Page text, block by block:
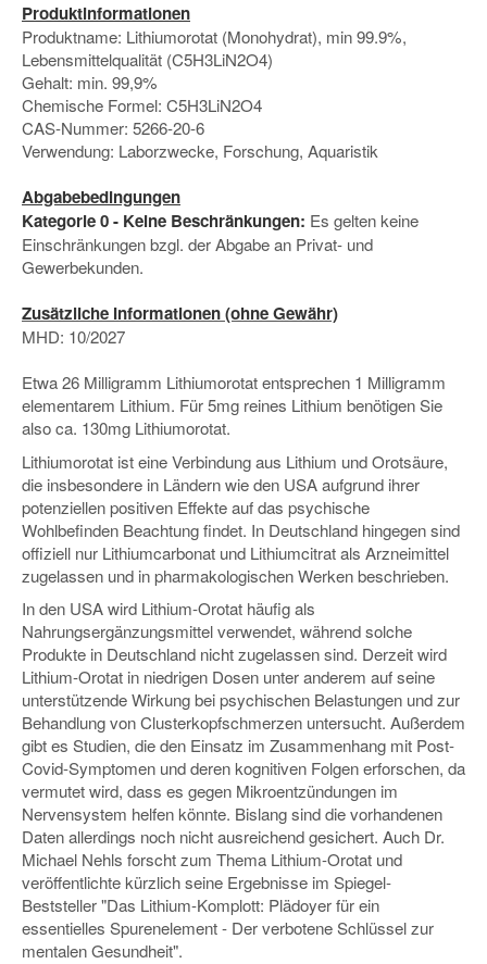
Produktinformationen
Produktname: Lithiumorotat (Monohydrat), min 99.9%,
Lebensmittelqualität (C5H3LiN2O4)
Gehalt: min. 99,9%
Chemische Formel: C5H3LiN2O4
CAS-Nummer: 5266-20-6
Verwendung: Laborzwecke, Forschung, Aquaristik
Abgabebedingungen
Kategorie 0 - Keine Beschränkungen: Es gelten keine
Einschränkungen bzgl. der Abgabe an Privat- und
Gewerbekunden.
Zusätzliche Informationen (ohne Gewähr)
MHD: 10/2027
Etwa 26 Milligramm Lithiumorotat entsprechen 1 Milligramm
elementarem Lithium. Für 5mg reines Lithium benötigen Sie
also ca. 130mg Lithiumorotat.
Lithiumorotat ist eine Verbindung aus Lithium und Orotsäure,
die insbesondere in Ländern wie den USA aufgrund ihrer
potenziellen positiven Effekte auf das psychische
Wohlbefinden Beachtung findet. In Deutschland hingegen sind
offiziell nur Lithiumcarbonat und Lithiumcitrat als Arzneimittel
zugelassen und in pharmakologischen Werken beschrieben.
In den USA wird Lithium-Orotat häufig als
Nahrungsergänzungsmittel verwendet, während solche
Produkte in Deutschland nicht zugelassen sind. Derzeit wird
Lithium-Orotat in niedrigen Dosen unter anderem auf seine
unterstützende Wirkung bei psychischen Belastungen und zur
Behandlung von Clusterkopfschmerzen untersucht. Außerdem
gibt es Studien, die den Einsatz im Zusammenhang mit Post-
Covid-Symptomen und deren kognitiven Folgen erforschen, da
vermutet wird, dass es gegen Mikroentzündungen im
Nervensystem helfen könnte. Bislang sind die vorhandenen
Daten allerdings noch nicht ausreichend gesichert. Auch Dr.
Michael Nehls forscht zum Thema Lithium-Orotat und
veröffentlichte kürzlich seine Ergebnisse im Spiegel-
Beststeller "Das Lithium-Komplott: Plädoyer für ein
essentielles Spurenelement - Der verbotene Schlüssel zur
mentalen Gesundheit".